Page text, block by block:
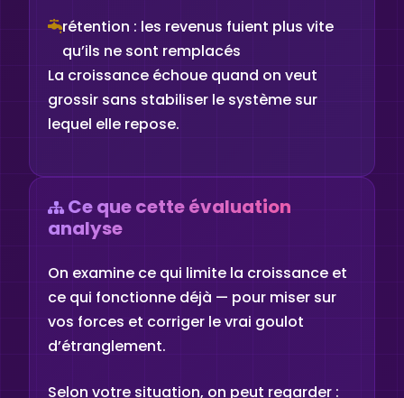
rétention : les revenus fuient plus vite
qu’ils ne sont remplacés
La croissance échoue quand on veut
grossir sans stabiliser le système sur
lequel elle repose.
Ce que cette évaluation
analyse
On examine ce qui limite la croissance et
ce qui fonctionne déjà — pour miser sur
vos forces et corriger le vrai goulot
d’étranglement.
Selon votre situation, on peut regarder :